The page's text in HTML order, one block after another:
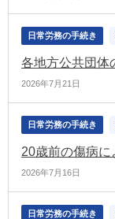
日常労務の手続き
2026年7月21日
日常労務の手続き
2026年7月16日
日常労務の手続き